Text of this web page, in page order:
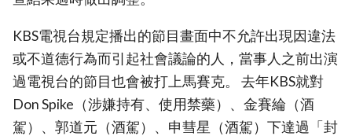
KBS電視台規定播出的節目畫面中不允許出現因違法
或不道德行為而引起社會議論的人，當事人之前出演
過電視台的節目也會被打上馬賽克。 去年KBS就對
Don Spike（涉嫌持有、使用禁藥）、金賽綸（酒
駕）、郭道元（酒駕）、申彗星（酒駕）下達過「封